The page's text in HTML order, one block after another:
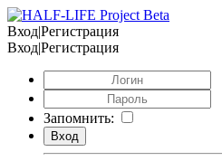
Вход|Регистрация
Вход|Регистрация
Запомнить: